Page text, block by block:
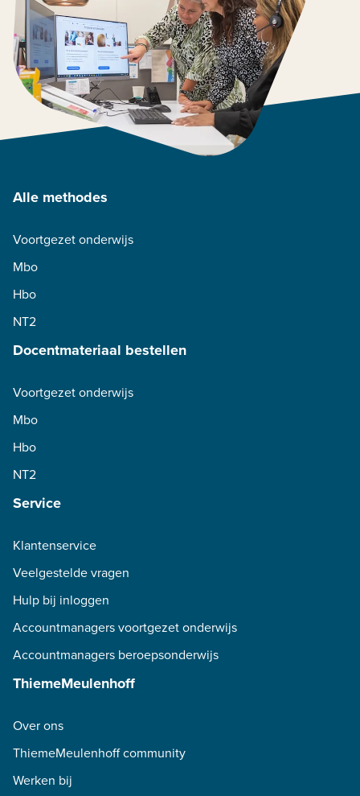
Alle methodes
Voortgezet onderwijs
Mbo
Hbo
NT2
Docentmateriaal bestellen
Voortgezet onderwijs
Mbo
Hbo
NT2
Service
Klantenservice
Veelgestelde vragen
Hulp bij inloggen
Accountmanagers voortgezet onderwijs
Accountmanagers beroepsonderwijs
ThiemeMeulenhoff
Over ons
ThiemeMeulenhoff community
Werken bij